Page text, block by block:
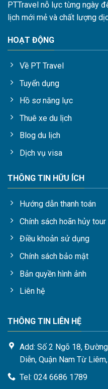
PTTravel nỗ lực từng ngày
lịch mới mẻ và chất lượng
HOẠT ĐỘNG
Về PT Travel
Tuyển dụng
Hồ sơ năng lực
Thuê xe du lịch
Blog du lịch
Dịch vụ visa
THÔNG TIN HỮU ÍCH
Hướng dẫn thanh toán
Chính sách hoãn hủy tour
Điều khoản sử dụng
Chính sách bảo mật
Bản quyền hình ảnh
Liên hệ
THÔNG TIN LIÊN HỆ
Add: Số 2 Ngõ 18,
Diễn, Quận Nam Từ
Tel: 024 6686 1789